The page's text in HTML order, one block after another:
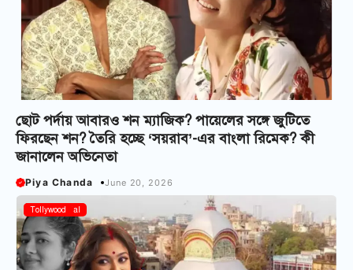
ছোট পর্দায় আবারও শন ম্যাজিক? পায়েলের সঙ্গে জুটিতে
ফিরছেন শন? তৈরি হচ্ছে ‘সয়রাব’-এর বাংলা রিমেক? কী
জানালেন অভিনেতা
Piya Chanda June 20, 2026
Bangla Serial
Tollywood